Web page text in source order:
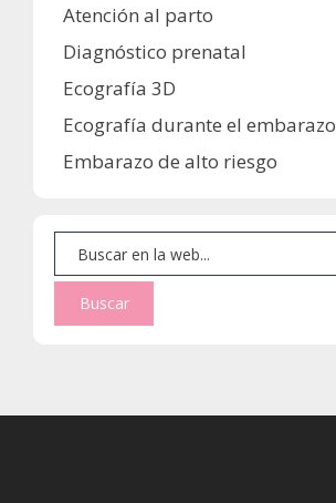
Atención al parto
Diagnóstico prenatal
Ecografía 3D
Ecografía durante el embarazo
Embarazo de alto riesgo